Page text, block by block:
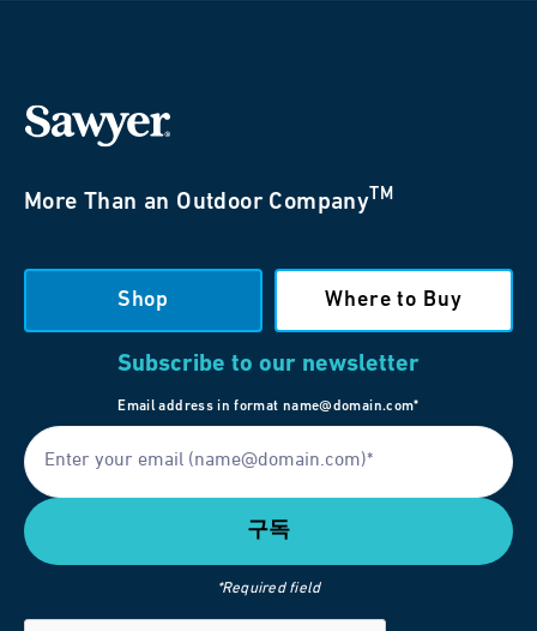
More Than an Outdoor Company TM
Shop Where to Buy
Subscribe to our newsletter
Email address in format name@domain.com*
*Required field